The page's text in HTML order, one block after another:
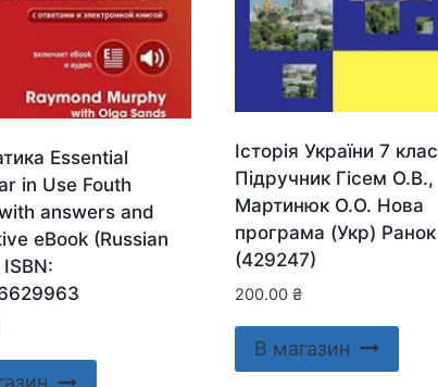
Essential
in Use Fouth
answers and
eBook (Russian
Історія України 7 клас
Підручник Гісем О.В.,
Мартинюк О.О. Нова
програма (Укр) Ранок
(429247)
200.00 ₴
В магазин